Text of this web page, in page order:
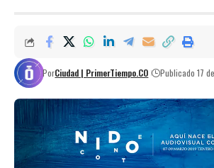
PorCiudad | PrimerTiempo.CO Publicado 17